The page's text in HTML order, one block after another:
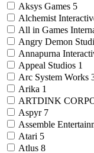
Aksys Games 5
Alchemist
All in Games
Angry Demon
Annapurna
Appeal Studios 1
Arc System Works
Arika 1
ARTDINK
Aspyr 7
Assemble
Atari 5
Atlus 8